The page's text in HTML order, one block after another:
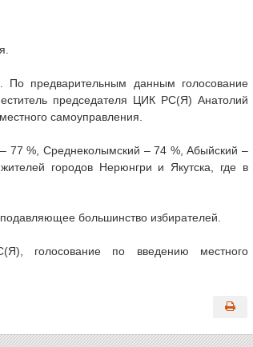
предварительным данным голосование
председателя ЦИК РС(Я) Анатолий
самоуправления.
– 77 %, Среднеколымский – 74 %, Абыйский –
городов Нерюнгри и Якутска, где в
большинство избирателей.
голосование по введению местного